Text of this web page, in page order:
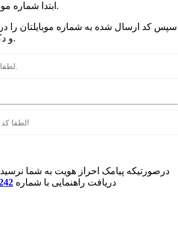
1 - ابتدا شماره موبایل خود را وارد کنید.
و دکمه ورود را انتخاب کنید.
درصورتیکه پیامک احراز هویت به شما
دریافت راهنمایی با شماره